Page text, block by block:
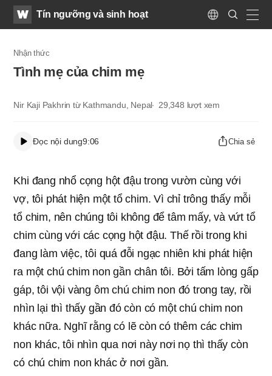
WATVTín ngưỡng và sinh hoạt
Language
Search
Submit
Nhận thức
Tình mẹ của chim mẹ
Nir Kaji Pakhrin từ Kathmandu, Nepal 29,348 lượt xem
Đọc nội dung9:06 Chia sẻ
Khi đang nhổ cọng hột đậu trong vườn cùng với
vợ, tôi phát hiện một tổ chim. Vì chỉ trông thấy mỗi
tổ chim, nên chúng tôi không để tâm mấy, và vứt tổ
chim cùng với các cọng hột đậu. Thế rồi trong khi
đang làm việc, tôi quá đỗi ngạc nhiên khi phát hiện
ra một chú chim non gần chân tôi. Bởi tấm lòng gấp
gáp, tôi vội vàng ôm chú chim non đó trong tay, rồi
nhìn lại thì thấy gần đó còn có một chú chim non
khác nữa. Nghĩ rằng có lẽ còn có thêm các chim
non khác, tôi nhìn qua nơi này nơi nọ thì thấy còn
có chú chim non khác ở nơi gần.